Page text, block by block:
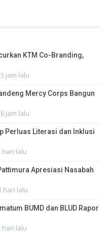
KTM Co-Branding,
jam lalu
Mercy Corps Bangun
jam lalu
Perluas Literasi dan Inklusi
hari lalu
Apresiasi Nasabah
hari lalu
BUMD dan BLUD Rapor
hari lalu